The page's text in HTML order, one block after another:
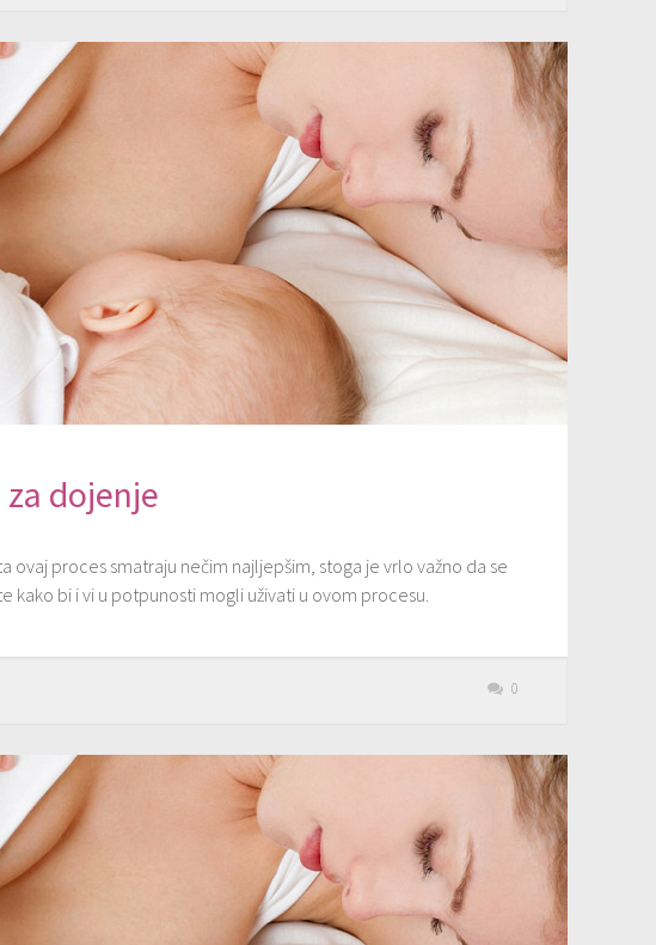
dojenje
ovaj proces smatraju nečim najljepšim, stoga je vrlo važno da se
kako bi i vi u potpunosti mogli uživati u ovom procesu.
0